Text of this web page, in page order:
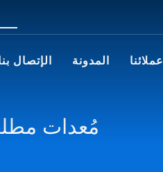
عملائنا المدونة الإتصال
مُعدات